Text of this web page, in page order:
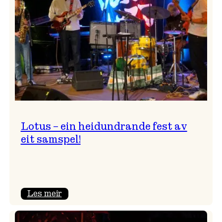
NTNU!
Lotus – ein heidundrande fest av
eit samspel!
Les meir:
–